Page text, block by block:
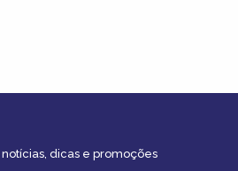
dicas e promoções